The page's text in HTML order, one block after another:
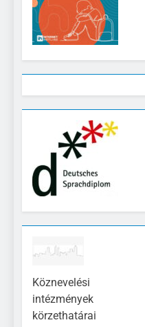
Köznevelési
intézmények
körzethatárai